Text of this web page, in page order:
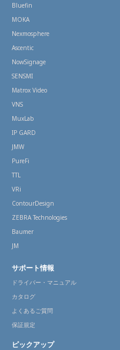
Bluefin
MOKA
Nexmosphere
Ascentic
NowSignage
SENSMI
Matrox Video
VNS
MuxLab
IP GARD
JMW
PureFi
TTL
VRi
ContourDesign
ZEBRA Technologies
Baumer
JM
サポート情報
ドライバー・マニュアル
カタログ
よくあるご質問
保証規定
ピックアップ